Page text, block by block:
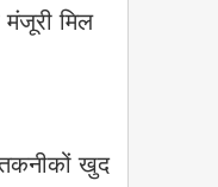
मिल
खुद